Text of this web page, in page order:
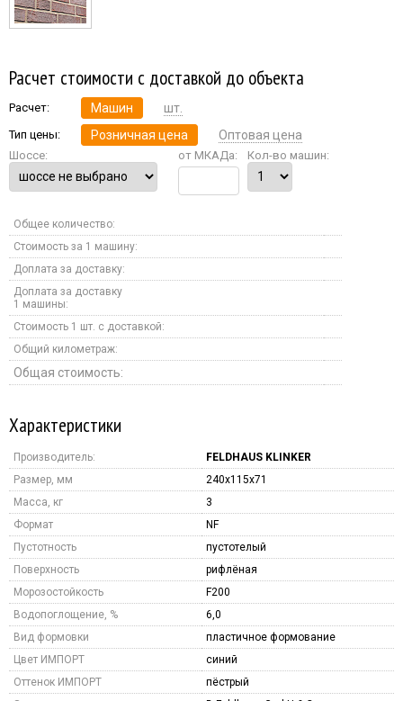
Расчет стоимости с доставкой до объекта
Расчет: Машин шт.
Тип цены: Розничная цена Оптовая цена
Шоссе: от МКАДа: Кол-во машин:
Общее количество:
Стоимость за 1 машину:
Доплата за доставку:
Доплата за доставку
1 машины:
Стоимость 1 шт. с доставкой:
Общий километраж:
Общая стоимость:
Характеристики
Производитель:
FELDHAUS KLINKER
Размер, мм
240x115x71
Масса, кг
3
Формат
NF
Пустотность
пустотелый
Поверхность
рифлёная
Морозостойкость
F200
Водопоглощение, %
6,0
Вид формовки
пластичное формование
Цвет ИМПОРТ
синий
Оттенок ИМПОРТ
пёстрый